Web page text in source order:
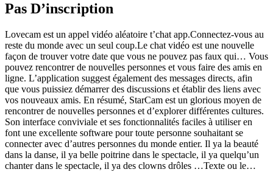
Pas D’inscription
Lovecam est un appel vidéo aléatoire t’chat app.Connectez-vous au
reste du monde avec un seul coup.Le chat vidéo est une nouvelle
façon de trouver votre date que vous ne pouvez pas faux qui… Vous
pouvez rencontrer de nouvelles personnes et vous faire des amis en
ligne. L’application suggest également des messages directs, afin
que vous puissiez démarrer des discussions et établir des liens avec
vos nouveaux amis. En résumé, StarCam est un glorious moyen de
rencontrer de nouvelles personnes et d’explorer différentes cultures.
Son interface conviviale et ses fonctionnalités faciles à utiliser en
font une excellente software pour toute personne souhaitant se
connecter avec d’autres personnes du monde entier. Il ya la beauté
dans la danse, il ya belle poitrine dans le spectacle, il ya quelqu’un
chanter dans le spectacle, il ya des clowns drôles …Texte ou le…